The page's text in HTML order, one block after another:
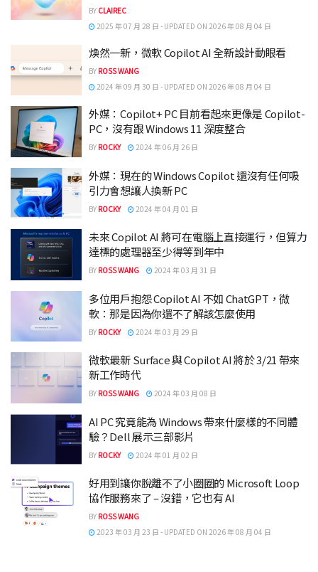
BY CLAIREC
2025 年 07 月 28 日 - UPDATED ON 2026 年 08 月 04 日
煥然一新，微軟 Copilot AI 全新設計動眼看
BY ROSS WANG
2024 年 09 月 30 日 - UPDATED ON 2026 年 08 月 04 日
外媒：Copilot+ PC 目前看起來更像是 Copilot-
PC，沒有跟 Windows 11 深度整合
BY ROCKY 2024 年 06 月 26 日
外媒：現在的 Windows Copilot 還沒有任何吸
引力會想讓人換新 PC
BY ROCKY 2024 年 04 月 01 日
未來 Copilot AI 將可在電腦上直接運行，但算力
達標的處理器至少得等到年中
BY ROSS WANG 2024 年 03 月 31 日
多位用戶抱怨 Copilot AI 不如 ChatGPT，微
軟：那是因為你還不了解該怎麼使用
BY ROCKY 2024 年 03 月 29 日
微軟最新 Surface 與 Copilot AI 將於 3/21 帶來
新工作時代
BY ROSS WANG 2024 年 03 月 08 日
AI PC 究竟能為 Windows 帶來什麼樣的不同體
驗？Dell 展示三部影片
BY ROCKY 2024 年 01 月 02 日
好用到讓你脫離不了小圈圈的 Microsoft Loop
協作服務來了 – 沒錯，它也有 AI
BY ROSS WANG
2023 年 03 月 23 日 - UPDATED ON 2026 年 08 月 04 日